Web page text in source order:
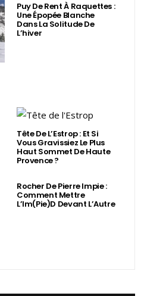
Puy De Rent À Raquettes :
Une Épopée Blanche
Dans La Solitude De
L’hiver
Tête De L’Estrop : Et Si
Vous Gravissiez Le Plus
Haut Sommet De Haute
Provence ?
Rocher De Pierre Impie :
Comment Mettre
L’Im(Pie)d Devant L’Autre